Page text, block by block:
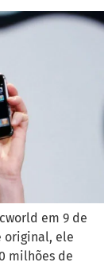
em 9 de
original, ele
milhões de